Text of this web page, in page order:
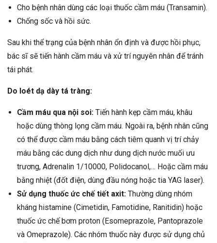
Cho bệnh nhân dùng các loại thuốc cầm máu (Transamin).
Chống sốc và hồi sức.
Sau khi thể trạng của bệnh nhân ổn định và được hồi phục,
bác sĩ sẽ tiến hành cầm máu và xử trí nguyên nhân để tránh
tái phát.
Do loét dạ dày tá tràng:
Cầm máu qua nội soi: Tiến hành kẹp cầm máu, khâu
hoặc dùng thòng lọng cầm máu. Ngoài ra, bệnh nhân cũng
có thể được cầm máu bằng cách tiêm quanh vị trí chảy
máu bằng các dung dịch như dung dịch nước muối ưu
trương, Adrenalin 1/10000, Polidocanol,… Hoặc cầm máu
bằng nhiệt (đốt điện, dùng đầu nóng hoặc tia YAG laser).
Sử dụng thuốc ức chế tiết axit: Thường dùng nhóm
kháng histamine (Cimetidin, Famotidine, Ranitidin) hoặc
thuốc ức chế bơm proton (Esomeprazole, Pantoprazole
và Omeprazole). Các nhóm thuốc này được sử dụng chủ